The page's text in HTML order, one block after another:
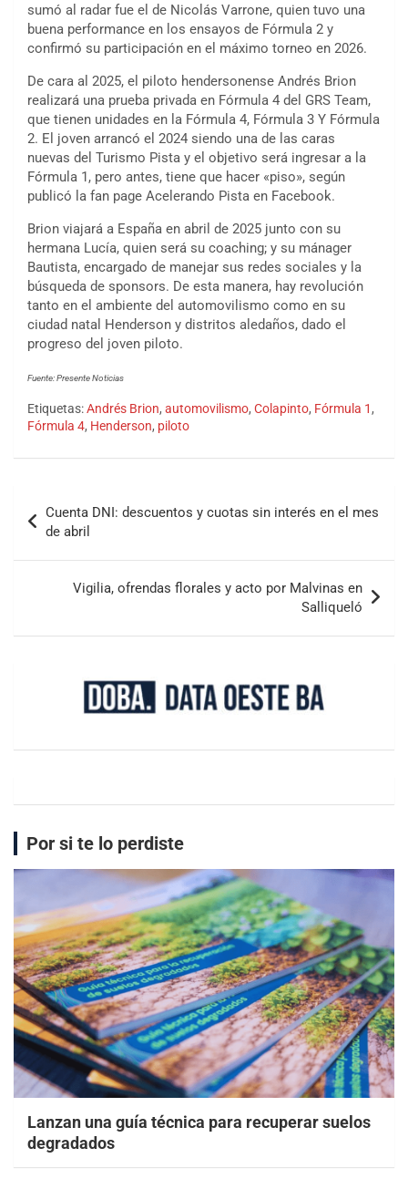
sumó al radar fue el de Nicolás Varrone, quien tuvo una
buena performance en los ensayos de Fórmula 2 y
confirmó su participación en el máximo torneo en 2026.
De cara al 2025, el piloto hendersonense Andrés Brion
realizará una prueba privada en Fórmula 4 del GRS Team,
que tienen unidades en la Fórmula 4, Fórmula 3 Y Fórmula
2. El joven arrancó el 2024 siendo una de las caras
nuevas del Turismo Pista y el objetivo será ingresar a la
Fórmula 1, pero antes, tiene que hacer «piso», según
publicó la fan page Acelerando Pista en Facebook.
Brion viajará a España en abril de 2025 junto con su
hermana Lucía, quien será su coaching; y su mánager
Bautista, encargado de manejar sus redes sociales y la
búsqueda de sponsors. De esta manera, hay revolución
tanto en el ambiente del automovilismo como en su
ciudad natal Henderson y distritos aledaños, dado el
progreso del joven piloto.
Fuente: Presente Noticias
Etiquetas:Andrés Brion, automovilismo, Colapinto, Fórmula 1 ,
Fórmula 4, Henderson, piloto
Cuenta DNI: descuentos y cuotas sin interés en el mes
de abril
Vigilia, ofrendas florales y acto por Malvinas en
Salliqueló
Por si te lo perdiste
Lanzan una guía técnica para recuperar suelos
degradados